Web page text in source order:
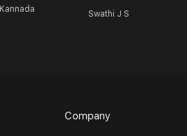
Swathi J S
Company